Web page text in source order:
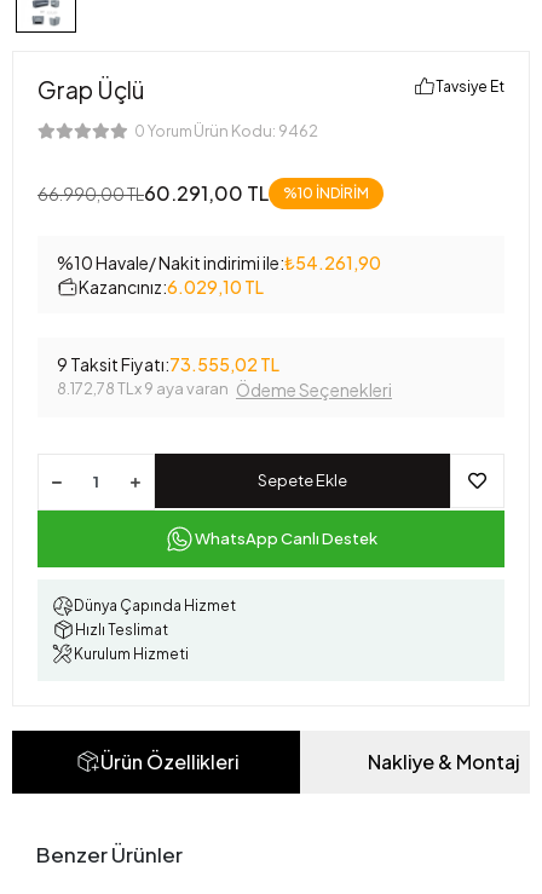
Grap Üçlü
0 Yorum Ürün Kodu: 9462
Tavsiye Et
66.990,00 TL60.291,00 TL %10 İNDİRİM
%10 Havale/ Nakit indirimi ile:₺54.261,90
Kazancınız:6.029,10 TL
9 Taksit Fiyatı:73.555,02 TL
8.172,78 TL x 9 aya varan Ödeme Seçenekleri
Sepete Ekle
WhatsApp Canlı Destek
Dünya Çapında Hizmet
Hızlı Teslimat
Kurulum Hizmeti
Ürün Özellikleri Nakliye & Montaj
Benzer Ürünler